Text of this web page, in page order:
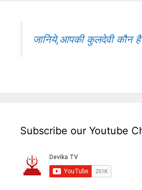
जानिये,आपकी कुलदेवी कौन
Subscribe our Youtube